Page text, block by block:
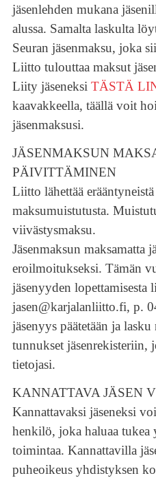
jäsenlehden mukana
alussa. Samalta laskulta
Seuran jäsenmaksu, joka
Liitto tulouttaa maksut
Liity jäseneksi TÄSTÄ
kaavakkeella, täällä voit
jäsenmaksusi.
JÄSENMAKSUN
PÄIVITTÄMINEN
Liitto lähettää
maksumuistutusta.
viivästysmaksu.
Jäsenmaksun maksamatta
eroilmoitukseksi. Tämän
jäsenyyden lopettamisesta
jasen@karjalanliitto.fi, p.
jäsenyys päätetään ja lasku
tunnukset jäsenrekisteriin,
tietojasi.
KANNATTAVA JÄSEN
Kannattavaksi jäseneksi
henkilö, joka haluaa tukea
toimintaa. Kannattavilla
puheoikeus yhdistyksen